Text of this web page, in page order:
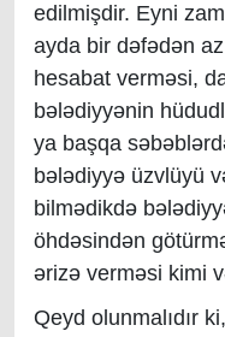
edilmişdir. Eyni
ayda bir dəfədən
hesabat verməsi,
bələdiyyənin
ya başqa
bələdiyyə üzvlüyü
bilmədikdə
öhdəsindən
ərizə verməsi kimi
Qeyd olunmalıdır